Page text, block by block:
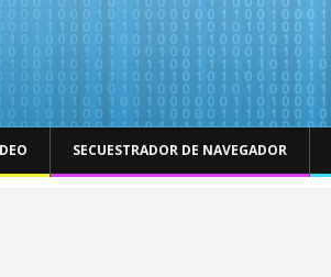
SECUESTRADOR DE NAVEGADOR